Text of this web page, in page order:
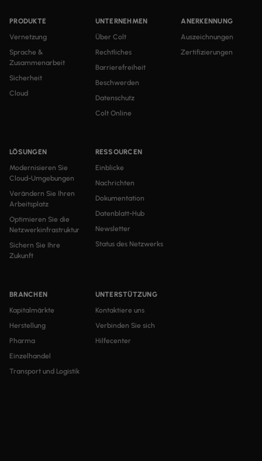
PRODUKTE
Vernetzung
Sprache &
Zusammenarbeit
Sicherheit
Cloud
LÖSUNGEN
Modernisieren Sie
Cloud-Umgebungen
Verändern Sie Ihren
Arbeitsplatz
Optimieren Sie die
Netzwerkinfrastruktur
Sichern Sie Ihre
Zukunft
BRANCHEN
Kapitalmärkte
Herstellung
Pharma
Einzelhandel
Transport und Logistik
RESSOURCEN
Einblicke
Nachrichten
Dokumentation
Datenblatt-Hub
Newsletter
Status des Netzwerks
UNTERNEHMEN
Über Colt
Rechtliches
Barrierefreiheit
Beschwerden
Datenschutz
Colt Online
UNTERSTÜTZUNG
Kontaktiere uns
Verbinden Sie sich
Hilfecenter
ANERKENNUNG
Auszeichnungen
Zertifizierungen